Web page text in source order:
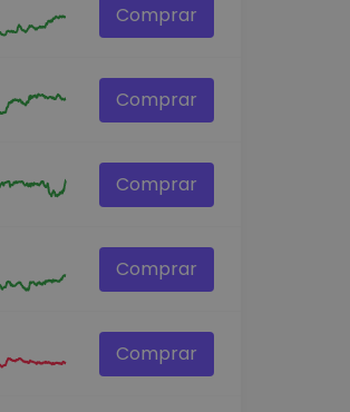
Comprar
Comprar
Comprar
Comprar
Comprar